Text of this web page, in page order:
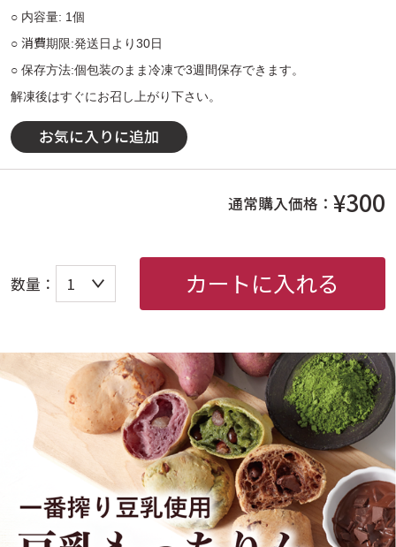
○ 内容量: 1個
○ 消費期限:発送日より30日
○ 保存方法:個包装のまま冷凍で3週間保存できます。
解凍後はすぐにお召し上がり下さい。
お気に入りに追加
通常購入価格：¥300
数量： カートに入れる